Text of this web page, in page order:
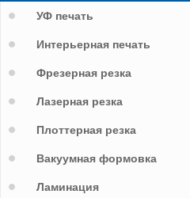
УФ печать
Интерьерная печать
Фрезерная резка
Лазерная резка
Плоттерная резка
Вакуумная формовка
Ламинация